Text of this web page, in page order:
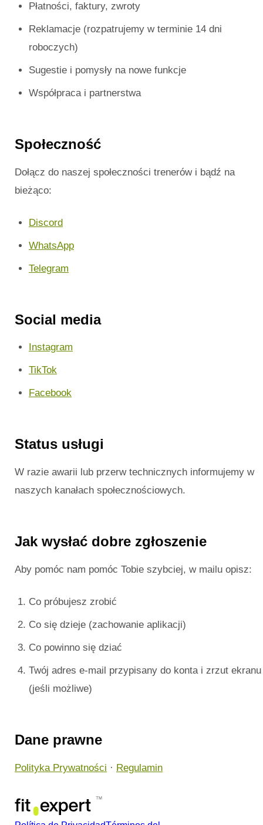
Płatności, faktury, zwroty
Reklamacje (rozpatrujemy w terminie 14 dni
roboczych)
Sugestie i pomysły na nowe funkcje
Współpraca i partnerstwa
Społeczność
Dołącz do naszej społeczności trenerów i bądź na
bieżąco:
Discord
WhatsApp
Telegram
Social media
Instagram
TikTok
Facebook
Status usługi
W razie awarii lub przerw technicznych informujemy w
naszych kanałach społecznościowych.
Jak wysłać dobre zgłoszenie
Aby pomóc nam pomóc Tobie szybciej, w mailu opisz:
Co próbujesz zrobić
Co się dzieje (zachowanie aplikacji)
Co powinno się dziać
Twój adres e-mail przypisany do konta i zrzut ekranu
(jeśli możliwe)
Dane prawne
Polityka Prywatności · Regulamin